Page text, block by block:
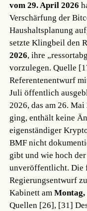
vom 29. April 2026
Verschärfung der
Haushaltsplanung
setzte Klingbeil den
2026, ihre
vorzulegen.Quelle
Referentenentwurf
Juli öffentlich
2026, das am 26.
ging, enthält keine
eigenständiger
BMF nicht
gibt und wie hoch
unveröffentlicht. Die
Regierungsentwurf
Kabinett amMontag,
Quellen [26], [31]